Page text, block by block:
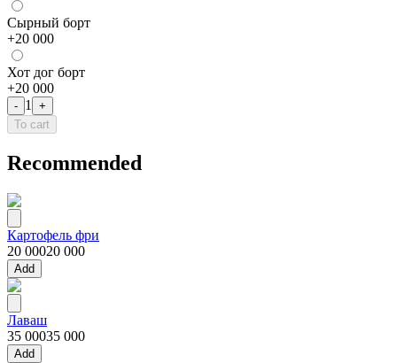
Сырный борт
+20 000
Хот дог борт
+20 000
- 1
+
To cart
Recommended
Картофель фри
20 00020 000
Add
Лаваш
35 00035 000
Add